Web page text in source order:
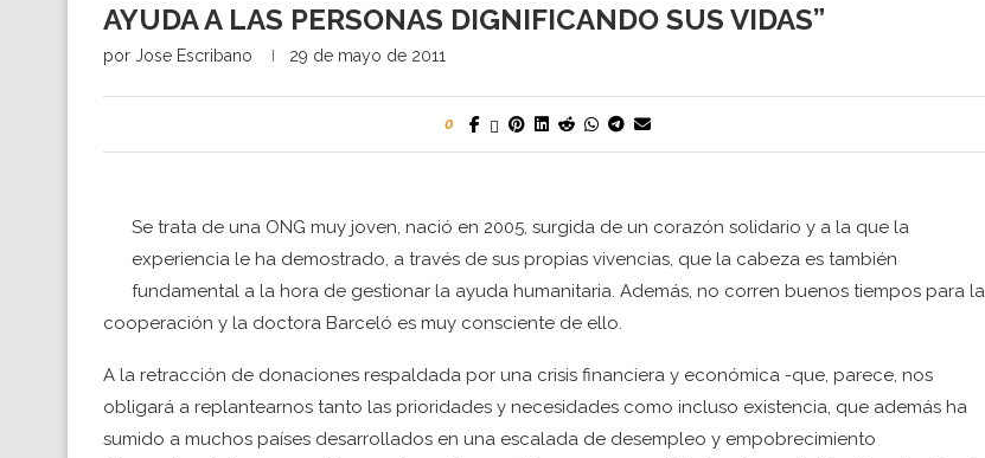
AYUDA A LAS PERSONAS DIGNIFICANDO SUS VIDAS”
por Jose Escribano 29 de mayo de 2011
0
Se trata de una ONG muy joven, nació en 2005, surgida de un corazón solidario y a la que la
experiencia le ha demostrado, a través de sus propias vivencias, que la cabeza es también
fundamental a la hora de gestionar la ayuda humanitaria. Además, no corren buenos tiempos para la
cooperación y la doctora Barceló es muy consciente de ello.
A la retracción de donaciones respaldada por una crisis financiera y económica -que, parece, nos
obligará a replantearnos tanto las prioridades y necesidades como incluso existencia, que además ha
sumido a muchos países desarrollados en una escalada de desempleo y empobrecimiento